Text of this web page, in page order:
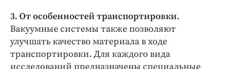
3. От особенностей транспортировки.
Вакуумные системы также позволяют
улучшать качество материала в ходе
транспортировки. Для каждого вида
исследований предназначены специальные